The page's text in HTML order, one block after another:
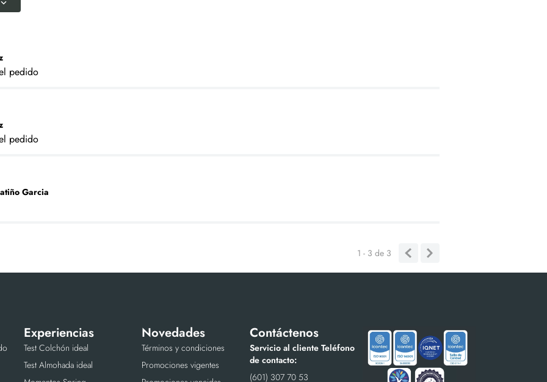
pedido
pedido
Garcia
1 - 3de 3
Experiencias
Test Colchón ideal
Test Almohada ideal
Novedades
Términos y condiciones
Promociones vigentes
Contáctenos
Servicio al cliente Teléfono
de contacto:
(601) 307 70 53